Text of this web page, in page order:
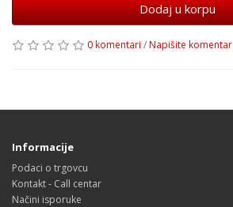
Dodaj u korpu
0 komentari /Napišite komentar
Informacije
Podaci o trgovcu
Kontakt - Call centar
Načini isporuke